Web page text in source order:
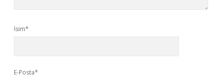
İsim*
E-Posta*